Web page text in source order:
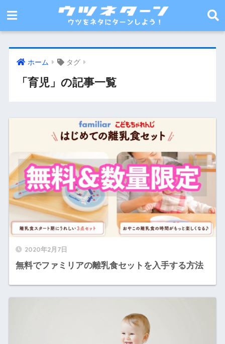
ホーム タグ
「育児」の記事一覧
2020年2月7日
無料でファミリアの離乳食セットを入手する方法